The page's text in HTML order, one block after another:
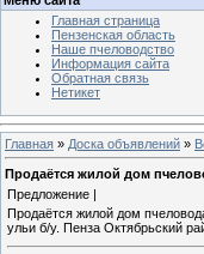
Главная страница
Пензенская область
Наше пчеловодство
Информация сайта
Обратная связь
Нетикет
Главная » Доска объявлений »
Продаётся жилой дом
Предложение |
Продаётся жилой дом
ульи б/у. Пенза Октябрьский